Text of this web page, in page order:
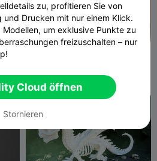
zu, profitieren Sie von
und Drucken mit nur einem Klick.
um exklusive Punkte zu
freizuschalten – nur
Cloud öffnen
Stornieren